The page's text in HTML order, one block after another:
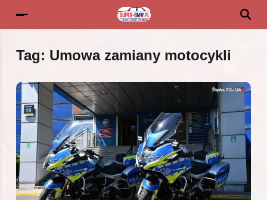
Tag: Umowa zamiany motocykli